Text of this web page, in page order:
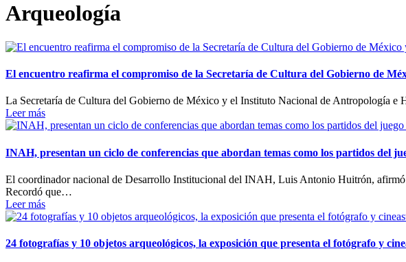
Arqueología
El encuentro reafirma el compromiso de la Secretaría de Cultura del Gobierno de
La Secretaría de Cultura del Gobierno de México y el Instituto Nacional de Antropología
Leer más
INAH, presentan un ciclo de conferencias que abordan temas como los partidos del
El coordinador nacional de Desarrollo Institucional del INAH, Luis Antonio Huitrón,
Recordó que…
Leer más
24 fotografías y 10 objetos arqueológicos, la exposición que presenta el fotógrafo y